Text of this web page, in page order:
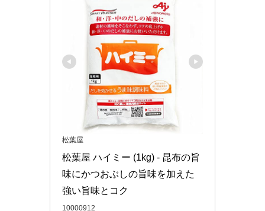
松葉屋
松葉屋 ハイミー (1kg) - 昆布の旨
味にかつおぶしの旨味を加えた
強い旨味とコク
10000912